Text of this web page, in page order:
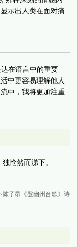
示出人类在面对痛
在语言中的重要
中更容易理解他人
中，我将更加注重
怆然而涕下。
陈子昂《登幽州台歌》诗